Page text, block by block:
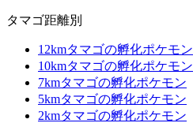
タマゴ距離別
12kmタマゴの孵化ポケモン
10kmタマゴの孵化ポケモン
7kmタマゴの孵化ポケモン
5kmタマゴの孵化ポケモン
2kmタマゴの孵化ポケモン